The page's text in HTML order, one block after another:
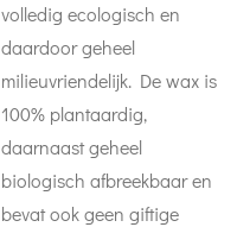
volledig ecologisch en
daardoor geheel
milieuvriendelijk. De wax is
100% plantaardig,
daarnaast geheel
biologisch afbreekbaar en
bevat ook geen giftige